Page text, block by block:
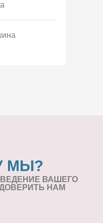
МЫ?
ВАШЕГО
НАМ